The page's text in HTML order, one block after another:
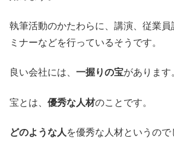
執筆活動のかたわらに、講演、従業
ミナーなどを行っているそうです。
良い会社には、 一握りの宝があります
宝とは、 優秀な人材のことです。
どのような人 を優秀な人材というので